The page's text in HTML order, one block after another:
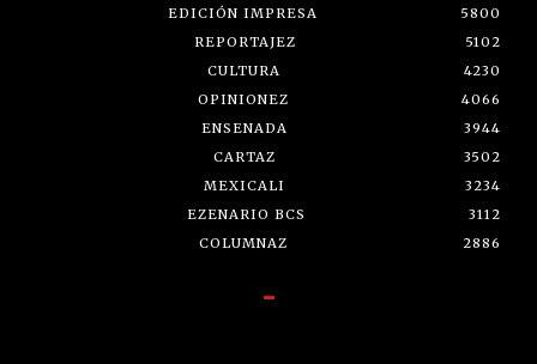
EDICIÓN IMPRESA
5800
REPORTAJEZ
5102
CULTURA
4230
OPINIONEZ
4066
ENSENADA
3944
CARTAZ
3502
MEXICALI
3234
EZENARIO BCS
3112
COLUMNAZ
2886
-